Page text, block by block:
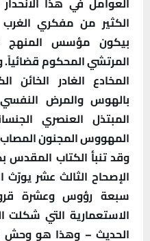
الكثير من مفكري
بيكون مؤسس المنهج
المرتشي المحكوم
المخادع الغادر الخائن
بالهوس والمرض النفسي
المبتذل العنصري
المهووس المجنون المصاب
وقد تنبأ الكتاب المقدس
الإصحاح الثالث عشر
سبعة رؤوس وعشرة
الاستعمارية التي شكلت
الحديث – وهذا هو وحش